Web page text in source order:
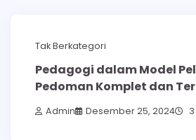
Tak Berkategori
Pedagogi dalam Model
Pedoman Komplet dan
Admin Desember 25, 2024